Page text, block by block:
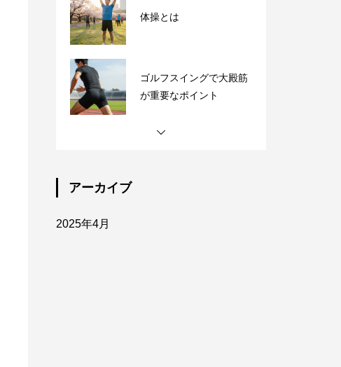
が重要なポイント
ゴルフとは関係ありませ
ん
アーカイブ
2025年4月